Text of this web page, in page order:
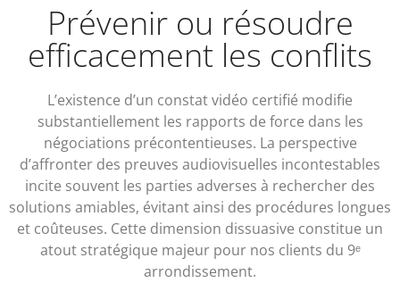
Prévenir ou résoudre
efficacement les conflits
L’existence d’un constat vidéo certifié modifie
substantiellement les rapports de force dans les
négociations précontentieuses. La perspective
d’affronter des preuves audiovisuelles incontestables
incite souvent les parties adverses à rechercher des
solutions amiables, évitant ainsi des procédures longues
et coûteuses. Cette dimension dissuasive constitue un
atout stratégique majeur pour nos clients du 9ᵉ
arrondissement.